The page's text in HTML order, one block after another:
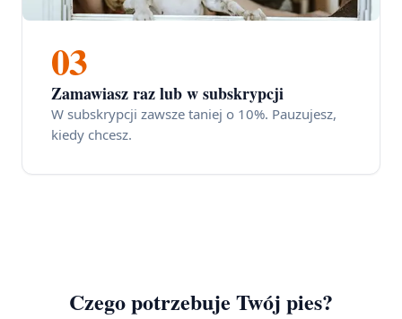
03
Zamawiasz raz lub w subskrypcji
W subskrypcji zawsze taniej o 10%. Pauzujesz,
kiedy chcesz.
Czego potrzebuje Twój pies?